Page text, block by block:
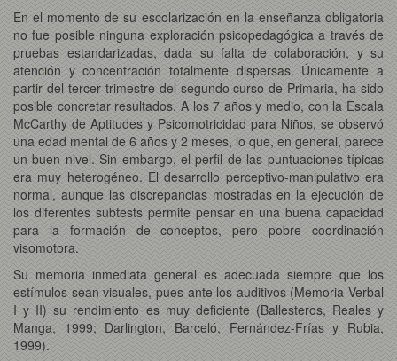
En el momento de su escolarización en la enseñanza obligatoria
no fue posible ninguna exploración psicopedagógica a través de
pruebas estandarizadas, dada su falta de colaboración, y su
atención y concentración totalmente dispersas. Únicamente a
partir del tercer trimestre del segundo curso de Primaria, ha sido
posible concretar resultados. A los 7 años y medio, con la Escala
McCarthy de Aptitudes y Psicomotricidad para Niños, se observó
una edad mental de 6 años y 2 meses, lo que, en general, parece
un buen nivel. Sin embargo, el perfil de las puntuaciones típicas
era muy heterogéneo. El desarrollo perceptivo-manipulativo era
normal, aunque las discrepancias mostradas en la ejecución de
los diferentes subtests permite pensar en una buena capacidad
para la formación de conceptos, pero pobre coordinación
visomotora.
Su memoria inmediata general es adecuada siempre que los
estímulos sean visuales, pues ante los auditivos (Memoria Verbal
I y II) su rendimiento es muy deficiente (Ballesteros, Reales y
Manga, 1999; Darlington, Barceló, Fernández-Frías y Rubia,
1999).